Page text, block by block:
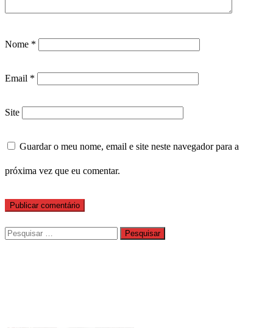
Nome *
Email *
Site
Guardar o meu nome, email e site neste navegador para a
próxima vez que eu comentar.
Pesquisar
por: